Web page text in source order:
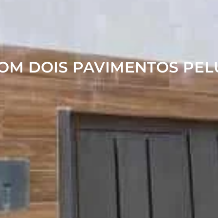
DOIS PAVIMENTOS